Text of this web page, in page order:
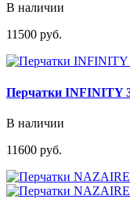
В наличии
11500 руб.
Перчатки INFINITY
В наличии
11600 руб.